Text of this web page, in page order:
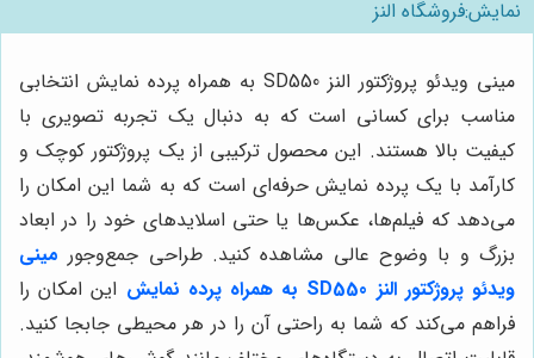
نمایش:فروشگاه النز
مینی ویدئو پروژکتور النز SD550 به همراه پرده نمایش انتخابی
مناسب برای کسانی است که به دنبال یک تجربه تصویری با
کیفیت بالا هستند. این محصول ترکیبی از یک پروژکتور کوچک و
کارآمد با یک پرده نمایش حرفه‌ای است که به شما این امکان را
می‌دهد که فیلم‌ها، عکس‌ها یا حتی اسلایدهای خود را در ابعاد
بزرگ و با وضوح عالی مشاهده کنید. طراحی جمع‌وجور مینی
ویدئو پروژکتور النز SD550 به همراه پرده نمایش
این امکان را
فراهم می‌کند که شما به راحتی آن را در هر محیطی جابجا کنید.